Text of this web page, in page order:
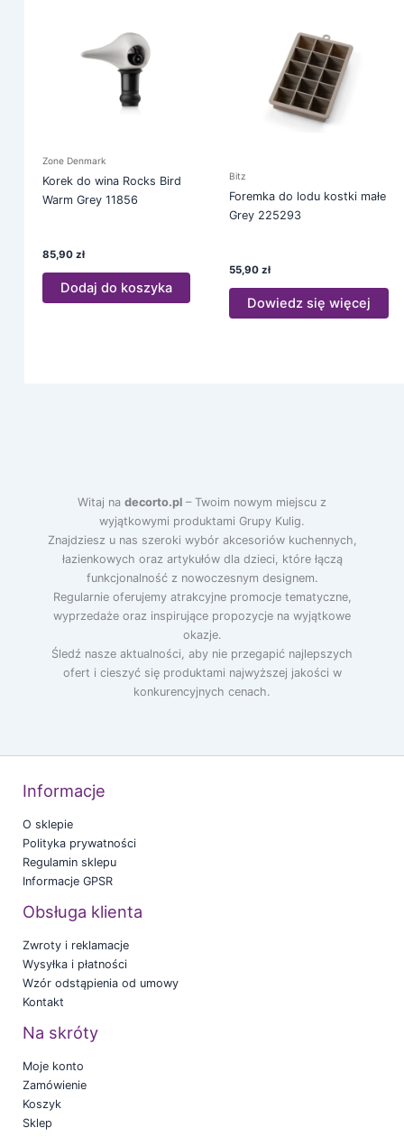
Zone Denmark
Korek do wina Rocks Bird
Warm Grey 11856
85,90 zł
Dodaj do koszyka
Bitz
Foremka do lodu kostki małe
Grey 225293
55,90 zł
Dowiedz się więcej
Witaj na decorto.pl – Twoim nowym miejscu z
wyjątkowymi produktami Grupy Kulig.
Znajdziesz u nas szeroki wybór akcesoriów kuchennych,
łazienkowych oraz artykułów dla dzieci, które łączą
funkcjonalność z nowoczesnym designem.
Regularnie oferujemy atrakcyjne promocje tematyczne,
wyprzedaże oraz inspirujące propozycje na wyjątkowe
okazje.
Śledź nasze aktualności, aby nie przegapić najlepszych
ofert i cieszyć się produktami najwyższej jakości w
konkurencyjnych cenach.
Informacje
O sklepie
Polityka prywatności
Regulamin sklepu
Informacje GPSR
Obsługa klienta
Zwroty i reklamacje
Wysyłka i płatności
Wzór odstąpienia od umowy
Kontakt
Na skróty
Moje konto
Zamówienie
Koszyk
Sklep